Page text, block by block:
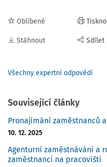
Oblíbené
Stáhnout Sdílet
Všechny expertní odpovědi
Související články
Pronajímání zaměstnanců
10. 12. 2025
Agenturní zaměstnávání a
zaměstnanci na pracovišti